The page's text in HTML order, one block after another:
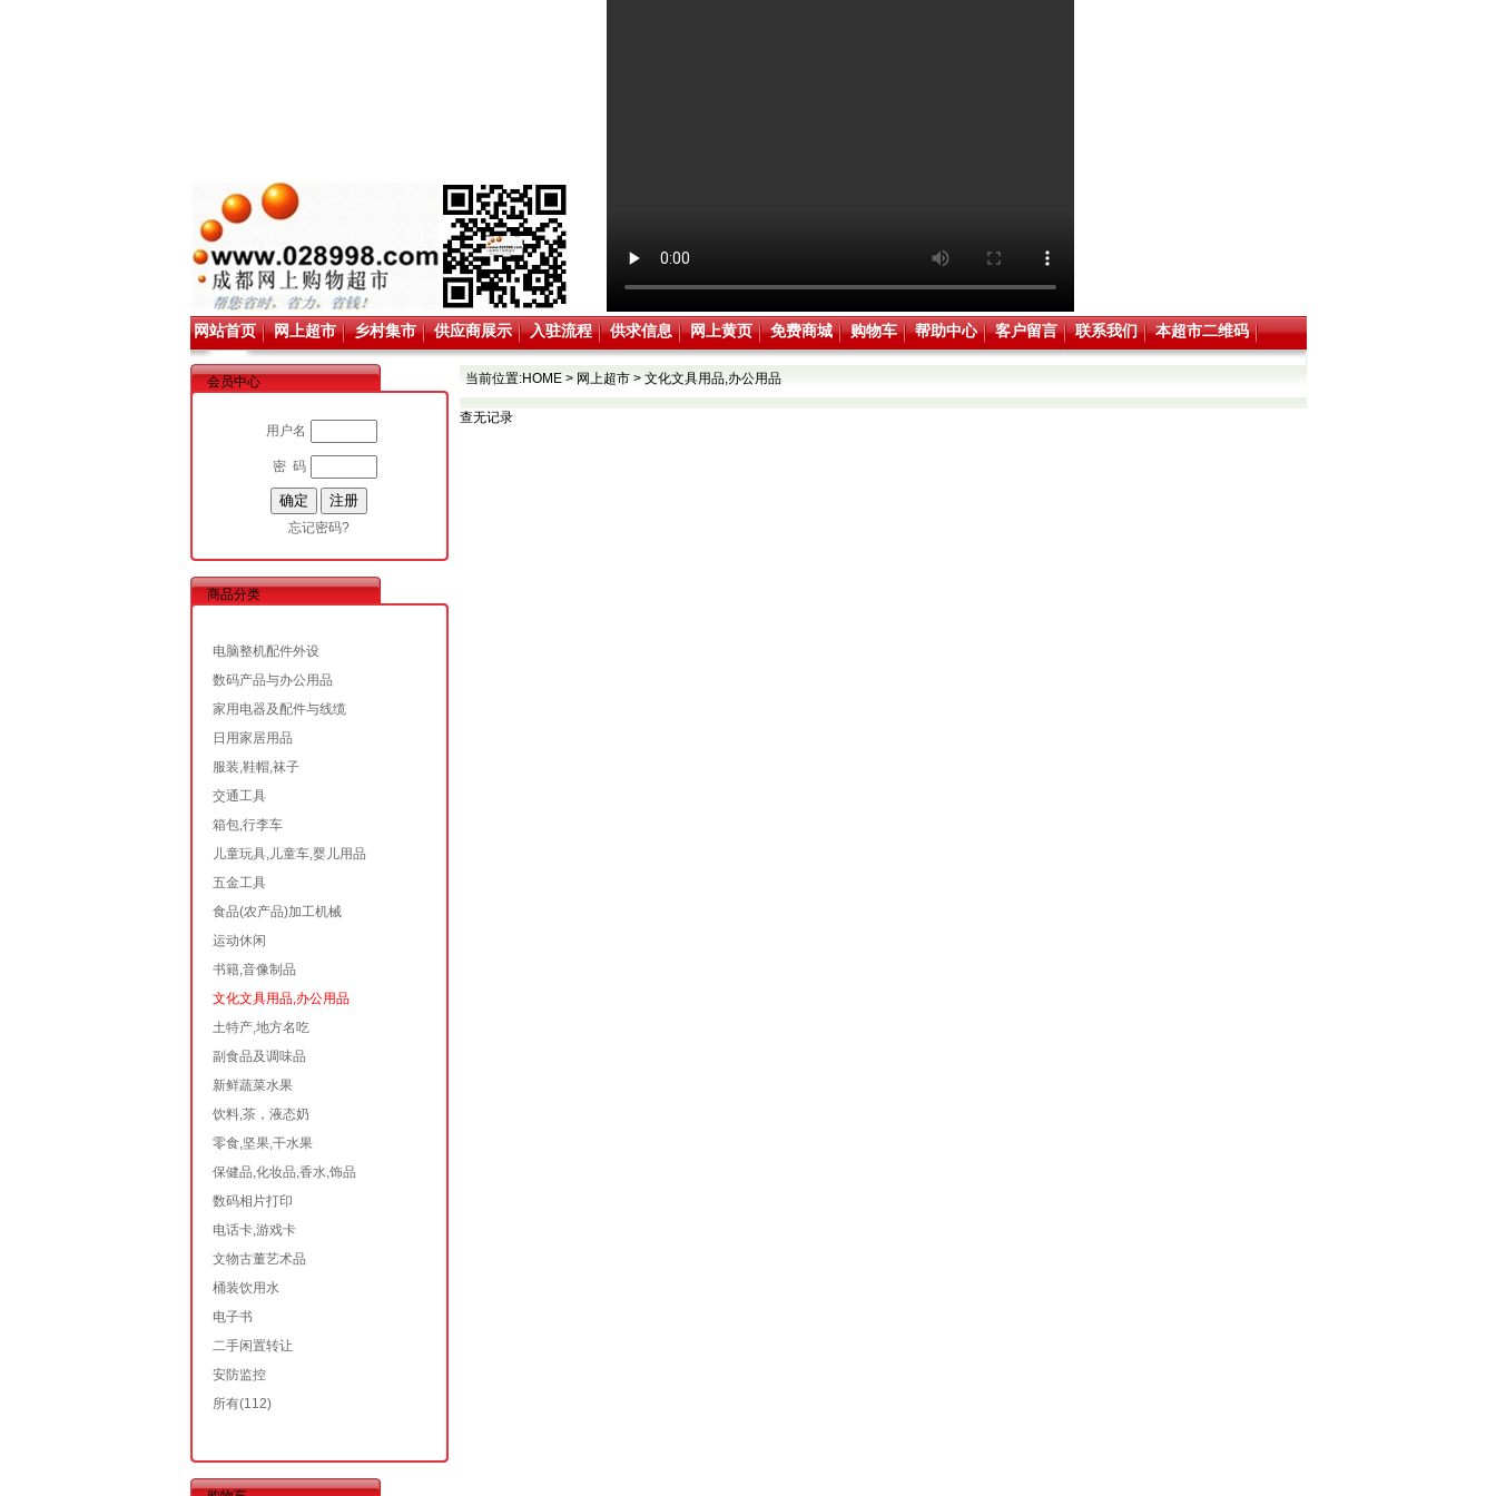
网站首页 网上超市 乡村集市 供应商展示 入驻流程 供求信息 网上黄页 免费商城 购物车 帮助中心 客户留言 联系我们 本超市二维码
会员中心
用户名
密 码
忘记密码?
商品分类
电脑整机配件外设
数码产品与办公用品
家用电器及配件与线缆
日用家居用品
服装,鞋帽,袜子
交通工具
箱包,行李车
儿童玩具,儿童车,婴儿用品
五金工具
食品(农产品)加工机械
运动休闲
书籍,音像制品
文化文具用品,办公用品
土特产,地方名吃
副食品及调味品
新鲜蔬菜水果
饮料,茶，液态奶
零食,坚果,干水果
保健品,化妆品,香水,饰品
数码相片打印
电话卡,游戏卡
文物古董艺术品
桶装饮用水
电子书
二手闲置转让
安防监控
所有(112)
当前位置:HOME> 网上超市> 文化文具用品,办公用品
查无记录